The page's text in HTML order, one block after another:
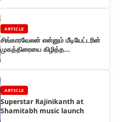
ARTICLE
சிங்காரவேலன் என்னும் மீடியேட்டரின்
முகத்திரையை கிழித்த
ARTICLE
Superstar Rajinikanth at
Shamitabh music launch